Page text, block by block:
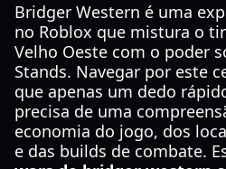
Bridger Western é uma
no Roblox que mistura o
Velho Oeste com o poder
Stands. Navegar por este
que apenas um dedo
precisa de uma
economia do jogo, dos
e das builds de combate.